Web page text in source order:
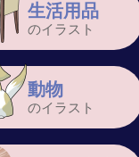
生活用品
のイラスト
動物
のイラスト